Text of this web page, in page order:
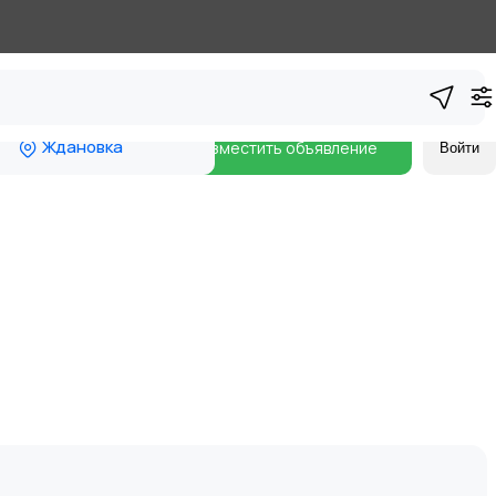
Ждановка Разместить объявление Войти